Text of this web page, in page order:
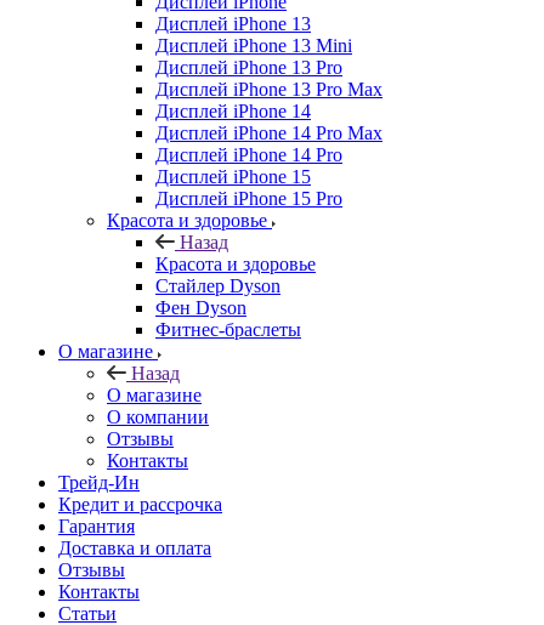
Дисплей iPhone 13
Дисплей iPhone 13 Mini
Дисплей iPhone 13 Pro
Дисплей iPhone 13 Pro Max
Дисплей iPhone 14
Дисплей iPhone 14 Pro Max
Дисплей iPhone 14 Pro
Дисплей iPhone 15
Дисплей iPhone 15 Pro
Красота и здоровье
Назад
Красота и здоровье
Стайлер Dyson
Фен Dyson
Фитнес-браслеты
О магазине
Назад
О магазине
О компании
Отзывы
Контакты
Трейд-Ин
Кредит и рассрочка
Гарантия
Доставка и оплата
Отзывы
Контакты
Статьи